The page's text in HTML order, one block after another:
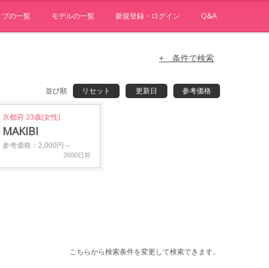
ブの一覧 モデルの一覧 新規登録・ログイン Q&A
+ 条件で検索
並び順 リセット 更新日 参考価格
京都府 33歳(女性)
MAKIBI
参考価格：2,000円～
2600日前
こちらから検索条件を変更して検索できます。